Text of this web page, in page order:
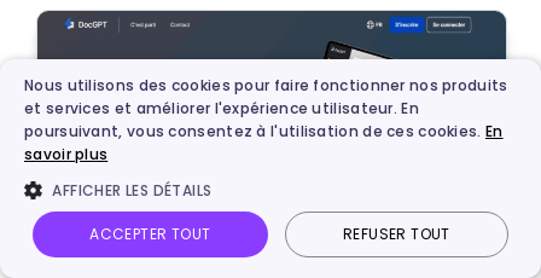
Nous utilisons des cookies pour faire fonctionner nos produits
et services et améliorer l'expérience utilisateur. En
poursuivant, vous consentez à l'utilisation de ces cookies. En
savoir plus
AFFICHER LES DÉTAILS
ACCEPTER TOUT REFUSER TOUT